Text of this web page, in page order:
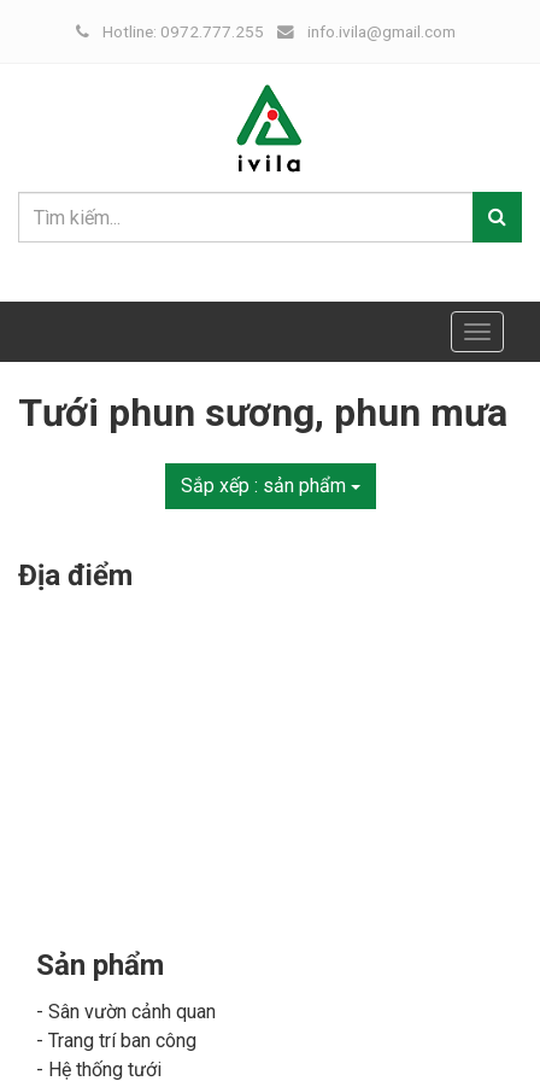
Hotline: 0972.777.255 info.ivila@gmail.com
Toggle
Tưới phun sương, phun mưa
Sắp xếp : sản phẩm
Địa điểm
Sản phẩm
Sân vườn cảnh quan
Trang trí ban công
Hệ thống tưới